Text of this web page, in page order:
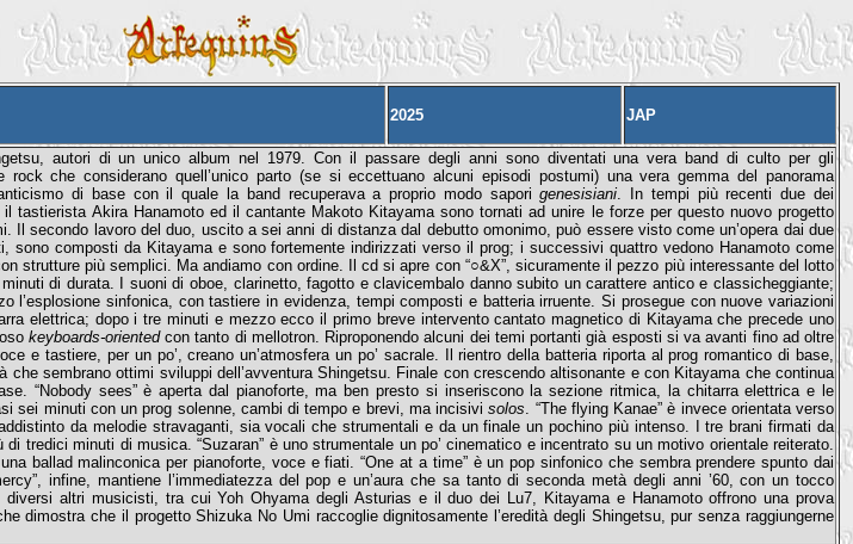
2025 JAP
autori di un unico album nel 1979. Con il passare degli anni sono diventati una vera band di culto per gli
rock che considerano quell’unico parto (se si eccettuano alcuni episodi postumi) una vera gemma del panorama
di base con il quale la band recuperava a proprio modo saporigenesisiani. In tempi più recenti due dei
tastierista Akira Hanamoto ed il cantante Makoto Kitayama sono tornati ad unire le forze per questo nuovo progetto
Il secondo lavoro del duo, uscito a sei anni di distanza dal debutto omonimo, può essere visto come un’opera dai due
sono composti da Kitayama e sono fortemente indirizzati verso il prog; i successivi quattro vedono Hanamoto come
strutture più semplici. Ma andiamo con ordine. Il cd si apre con “○&X”, sicuramente il pezzo più interessante del lotto
di durata. I suoni di oboe, clarinetto, fagotto e clavicembalo danno subito un carattere antico e classicheggiante;
l’esplosione sinfonica, con tastiere in evidenza, tempi composti e batteria irruente. Si prosegue con nuove variazioni
elettrica; dopo i tre minuti e mezzo ecco il primo breve intervento cantato magnetico di Kitayama che precede uno
keyboards-orientedcon tanto di mellotron. Riproponendo alcuni dei temi portanti già esposti si va avanti fino ad oltre
e tastiere, per un po’, creano un’atmosfera un po’ sacrale. Il rientro della batteria riporta al prog romantico di base,
che sembrano ottimi sviluppi dell’avventura Shingetsu. Finale con crescendo altisonante e con Kitayama che continua
“Nobody sees” è aperta dal pianoforte, ma ben presto si inseriscono la sezione ritmica, la chitarra elettrica e le
sei minuti con un prog solenne, cambi di tempo e brevi, ma incisivisolos. “The flying Kanae” è invece orientata verso
da melodie stravaganti, sia vocali che strumentali e da un finale un pochino più intenso. I tre brani firmati da
di tredici minuti di musica. “Suzaran” è uno strumentale un po’ cinematico e incentrato su un motivo orientale reiterato.
ballad malinconica per pianoforte, voce e fiati. “One at a time” è un pop sinfonico che sembra prendere spunto dai
infine, mantiene l’immediatezza del pop e un’aura che sa tanto di seconda metà degli anni ’60, con un tocco
diversi altri musicisti, tra cui Yoh Ohyama degli Asturias e il duo dei Lu7, Kitayama e Hanamoto offrono una prova
dimostra che il progetto Shizuka No Umi raccoglie dignitosamente l’eredità degli Shingetsu, pur senza raggiungerne